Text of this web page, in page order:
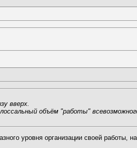
вверх.
объём "работы"
уровня организации своей работы,